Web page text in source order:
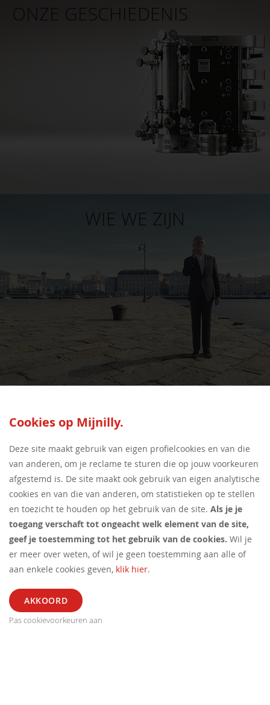
ONZE GESCHIEDENIS
WIE WE ZIJN
Cookies op Mijnilly.
Deze site maakt gebruik van eigen profielcookies en van die
van anderen, om je reclame te sturen die op jouw voorkeuren
afgestemd is. De site maakt ook gebruik van eigen analytische
cookies en van die van anderen, om statistieken op te stellen
en toezicht te houden op het gebruik van de site. Als je je
toegang verschaft tot ongeacht welk element van de site,
geef je toestemming tot het gebruik van de cookies. Wil je
er meer over weten, of wil je geen toestemming aan alle of
aan enkele cookies geven, klik hier.
Pas cookievoorkeuren aan